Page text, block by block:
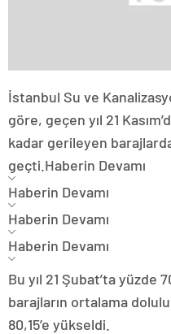
İstanbul Su ve
göre, geçen yıl 21
kadar gerileyen
geçti. Haberin Devamı
Haberin Devamı
Haberin Devamı
Haberin Devamı
Bu yıl 21 Şubat’ta yüzde
barajların ortalama
80,15’e yükseldi.